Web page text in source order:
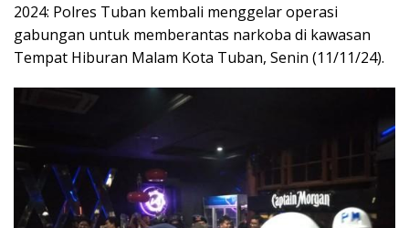
2024: Polres Tuban kembali menggelar operasi
gabungan untuk memberantas narkoba di kawasan
Tempat Hiburan Malam Kota Tuban, Senin (11/11/24).